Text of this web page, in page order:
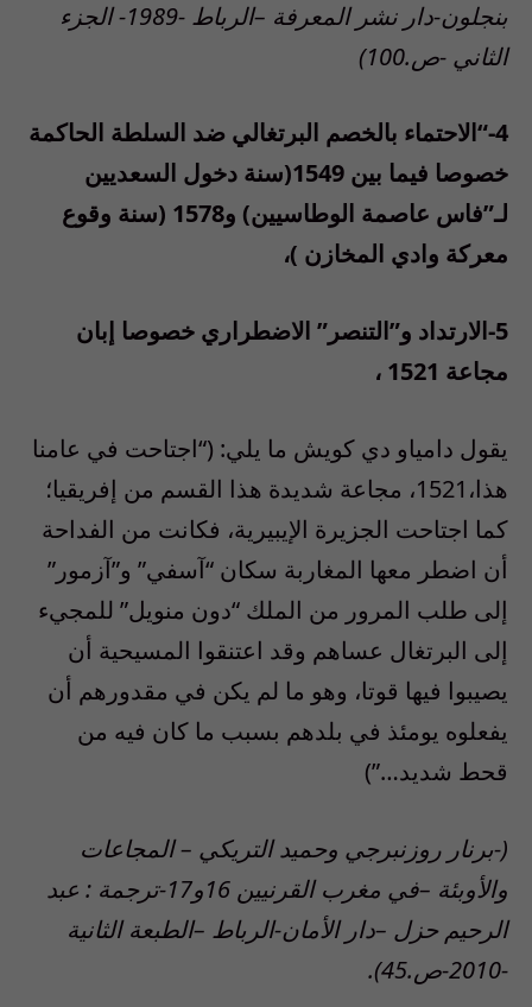
بنجلون-دار نشر المعرفة –الرباط -1989- الجزء
الثاني -ص.100)
4-“الاحتماء بالخصم البرتغالي ضد السلطة الحاكمة
خصوصا فيما بين 1549(سنة دخول السعديين
لـ”فاس عاصمة الوطاسيين) و1578 (سنة وقوع
معركة وادي المخازن )،
5-الارتداد و”التنصر” الاضطراري خصوصا إبان
مجاعة 1521 ،
يقول دامياو دي كويش ما يلي: (“اجتاحت في عامنا
هذا،1521، مجاعة شديدة هذا القسم من إفريقيا؛
كما اجتاحت الجزيرة الإيبيرية، فكانت من الفداحة
أن اضطر معها المغاربة سكان “آسفي” و”آزمور”
إلى طلب المرور من الملك “دون منويل” للمجيء
إلى البرتغال عساهم وقد اعتنقوا المسيحية أن
يصيبوا فيها قوتا، وهو ما لم يكن في مقدورهم أن
يفعلوه يومئذ في بلدهم بسبب ما كان فيه من
قحط شديد…”)
(-برنار روزنبرجي وحميد التريكي – المجاعات
والأوبئة –في مغرب القرنيين 16و17-ترجمة : عبد
الرحيم حزل –دار الأمان-الرباط –الطبعة الثانية
-2010-ص.45).